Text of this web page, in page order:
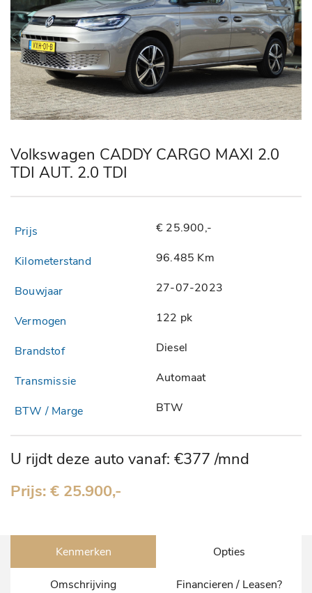
Volkswagen CADDY CARGO MAXI 2.0
TDI AUT. 2.0 TDI
€ 25.900,-
96.485 Km
27-07-2023
122 pk
Diesel
Automaat
BTW
U rijdt deze auto vanaf: €377 /mnd
Prijs: € 25.900,-
Kenmerken Opties
Omschrijving Financieren / Leasen?